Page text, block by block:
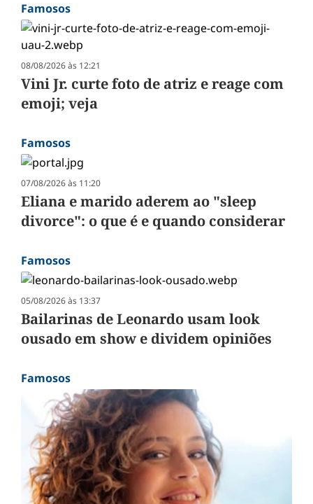
Famosos
08/08/2026 às 12:21
Vini Jr. curte foto de atriz e reage com
emoji; veja
Famosos
07/08/2026 às 11:20
Eliana e marido aderem ao "sleep
divorce": o que é e quando considerar
Famosos
05/08/2026 às 13:37
Bailarinas de Leonardo usam look
ousado em show e dividem opiniões
Famosos